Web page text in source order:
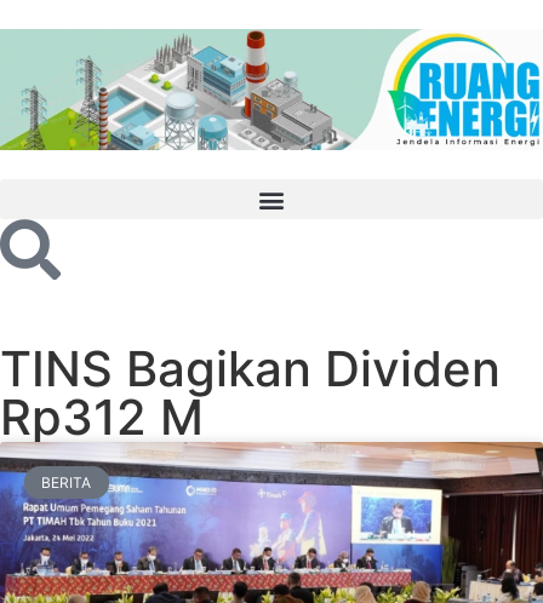
TINS Bagikan Dividen
Rp312 M
BERITA